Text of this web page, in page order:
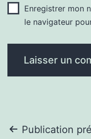
Enregistrer mon
le navigateur
Publication